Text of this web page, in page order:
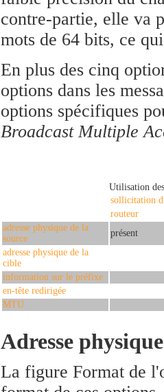
contre-partie, elle va
mots de 64 bits, ce
En plus des cinq
options dans les
options spécifiques
Broadcast Multiple
Utilisation
sollicitation
routeur
adresse physique de la
source
présent
adresse physique de la
cible
information sur le préfixe
en-tête redirigée
MTU
Adresse
La figure Format de